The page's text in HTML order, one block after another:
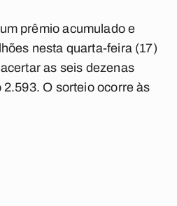
prêmio acumulado e
nesta quarta-feira (17)
as seis dezenas
O sorteio ocorre às